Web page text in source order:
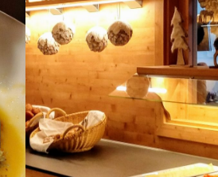
Frühstück im Styles Hotel Piding
GENIESSEN
alpenchick,Autobahn,
Berchtesgadener Land
Frühstück
Genuss,Oberbayern Piding,regional,
Styles Hotel